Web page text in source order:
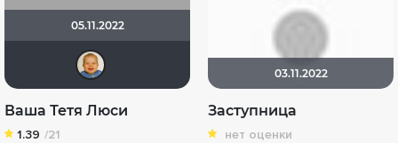
05.11.2022
maxx2035
Ваша Тетя Люси
1.39 /21
03.11.2022
Заступница
нет оценки